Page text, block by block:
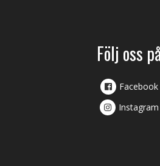
Följ oss
Facebook
Instagram